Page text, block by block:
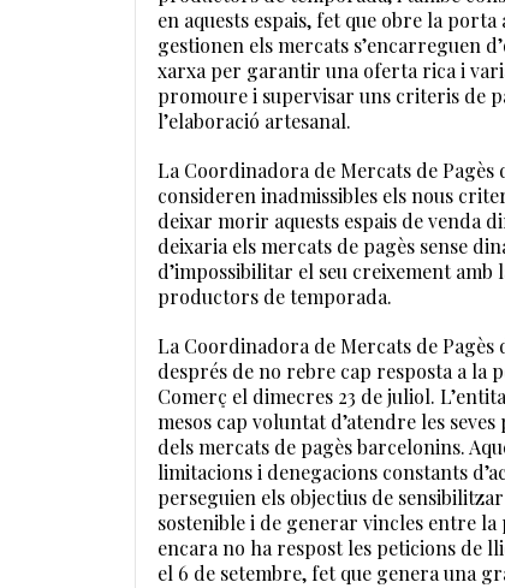
en aquests espais, fet que obre la
gestionen els mercats s’encarreguen
xarxa per garantir una oferta rica i
promoure i supervisar uns criteris de
l’elaboració artesanal.
La Coordinadora de Mercats de
consideren inadmissibles els nous
deixar morir aquests espais de venda
deixaria els mercats de pagès sense
d’impossibilitar el seu creixement
productors de temporada.
La Coordinadora de Mercats de
després de no rebre cap resposta a la
Comerç el dimecres 23 de juliol.
mesos cap voluntat d’atendre les
dels mercats de pagès barcelonins.
limitacions i denegacions constants
perseguien els objectius de
sostenible i de generar vincles entre la
encara no ha respost les peticions de
el 6 de setembre, fet que genera una